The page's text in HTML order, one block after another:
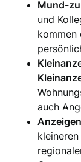
Mund-
und
kommen
auch